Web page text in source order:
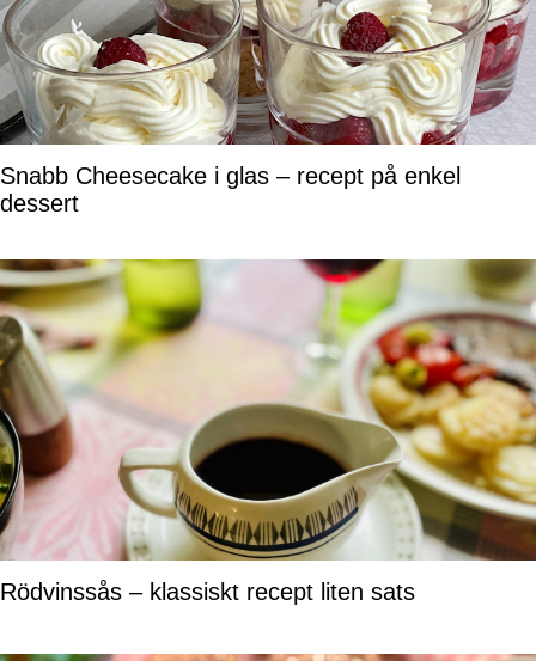
Snabb Cheesecake i glas – recept på enkel
dessert
Rödvinssås – klassiskt recept liten sats